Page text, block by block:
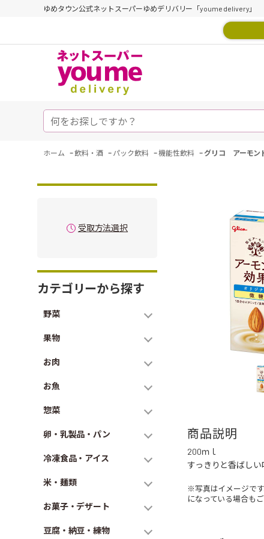
ゆめタウン公式ネットスーパーゆめデリバリー「youme delivery」
ホーム -飲料・酒 - パック飲料 -機能性飲料 -グリコ アーモ
受取方法選択
カテゴリーから探す
野菜
果物
お肉
お魚
惣菜
卵・乳製品・パン
冷凍食品・アイス
米・麺類
お菓子・デザート
豆腐・納豆・練物
商品説明
200ｍｌ
すっきりと香ばしい
※写真はイメージで
になっている場合も